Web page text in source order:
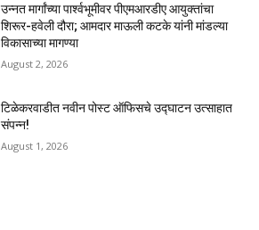
उन्नत मार्गांच्या पार्श्वभूमीवर पीएमआरडीए आयुक्तांचा
शिरूर-हवेली दौरा; आमदार माऊली कटके यांनी मांडल्या
विकासाच्या मागण्या
August 2, 2026
टिळेकरवाडीत नवीन पोस्ट ऑफिसचे उद्घाटन उत्साहात
संपन्न!
August 1, 2026